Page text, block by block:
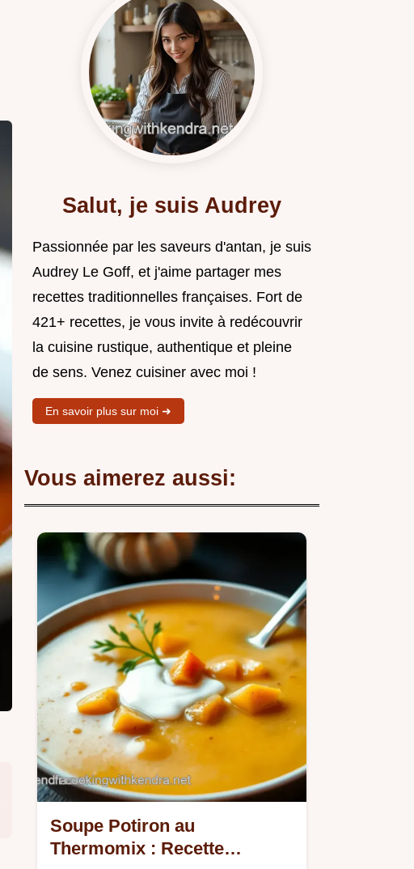
Salut, je suis Audrey
Passionnée par les saveurs d'antan, je suis
Audrey Le Goff, et j'aime partager mes
recettes traditionnelles françaises. Fort de
421+ recettes, je vous invite à redécouvrir
la cuisine rustique, authentique et pleine
de sens. Venez cuisiner avec moi !
En savoir plus sur moi ➜
Vous aimerez aussi:
Soupe Potiron au
Thermomix : Recette